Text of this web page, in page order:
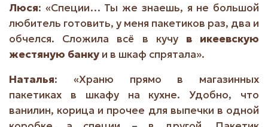
Люся: «Специи… Ты же знаешь, я не большой
любитель готовить, у меня пакетиков раз, два и
обчелся. Сложила всё в кучу в икеевскую
жестяную банку и в шкаф спрятала».
Наталья: «Храню прямо в магазинных
пакетиках в шкафу на кухне. Удобно, что
ванилин, корица и прочее для выпечки в одной